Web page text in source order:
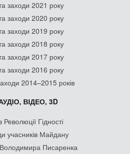
заходи 2021 року
заходи 2020 року
заходи 2019 року
заходи 2018 року
заходи 2017 року
заходи 2016 року
2014–2015 років
ВІДЕО, 3D
Революції Гідності
учасників Майдану
Писаренка